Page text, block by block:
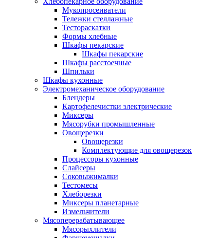
Мукопросеиватели
Тележки стеллажные
Тестораскатки
Формы хлебные
Шкафы пекарские
Шкафы пекарские
Шкафы расстоечные
Шпильки
Шкафы кухонные
Электромеханическое оборудование
Блендеры
Картофелечистки электрические
Миксеры
Мясорубки промышленные
Овощерезки
Овощерезки
Комплектующие для овощерезок
Процессоры кухонные
Слайсеры
Соковыжималки
Тестомесы
Хлеборезки
Миксеры планетарные
Измельчители
Мясоперерабатывающее
Мясорыхлители